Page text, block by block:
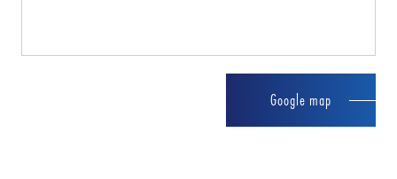
Google map